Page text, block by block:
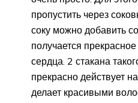
пропустить через
соку можно добавить
получается
сердца. 2 стакана
прекрасно действует
делает красивыми